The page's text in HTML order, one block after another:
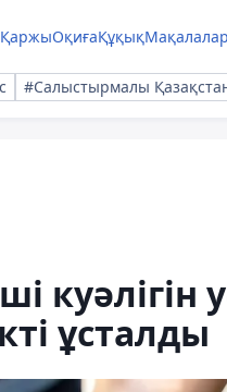
ҚаржыОқиғаҚұқықМақалалар
#Салыстырмалы
куәлігін
ұсталды